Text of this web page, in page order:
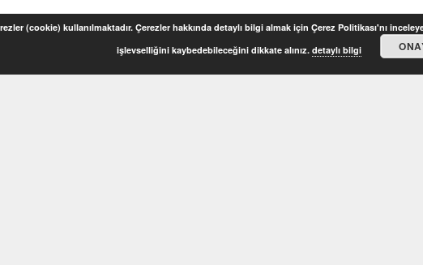
(cookie) kullanılmaktadır. Çerezler hakkında detaylı bilgi almak için Çerez Politikası'nı
işlevselliğini kaybedebileceğini dikkate alınız. detaylı bilgi